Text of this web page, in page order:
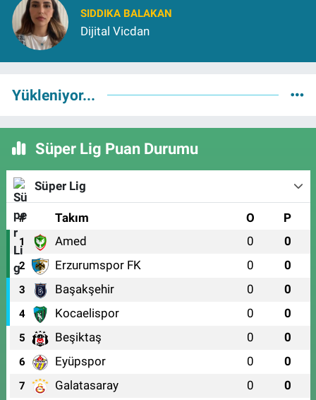
SIDDIKA BALAKAN
Dijital Vicdan
Yükleniyor...
Süper Lig Puan Durumu
Süper Lig
# Takım O P
1 Amed 0 0
2 Erzurumspor FK 0 0
3 Başakşehir 0 0
4 Kocaelispor 0 0
5 Beşiktaş 0 0
6 Eyüpspor 0 0
7 Galatasaray 0 0